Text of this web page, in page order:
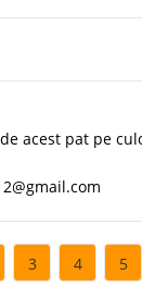
acest pat pe
3 4 5